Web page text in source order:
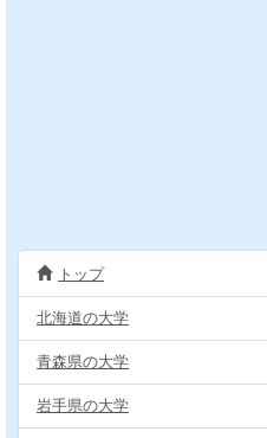
トップ
北海道の大学
青森県の大学
岩手県の大学